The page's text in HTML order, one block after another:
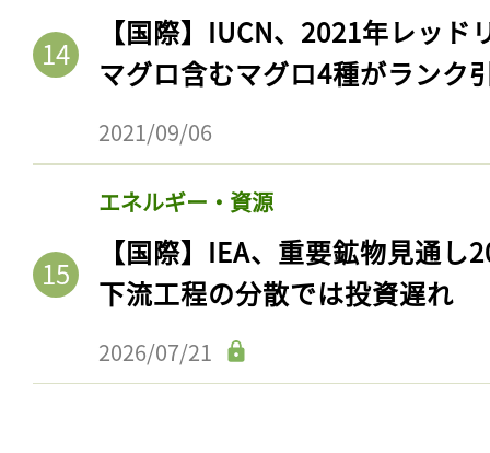
【国際】IUCN、2021年レッ
マグロ含むマグロ4種がランク
2021/09/06
エネルギー・資源
【国際】IEA、重要鉱物見通
下流工程の分散では投資遅れ
2026/07/21